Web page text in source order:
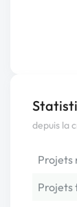
depuis la
Projets
Projets